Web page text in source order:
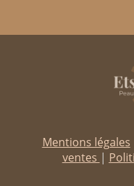
Mentions légales
ventes |